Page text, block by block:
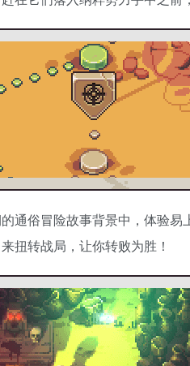
通俗冒险故事背景中，体验
扭转战局，让你转败为胜！